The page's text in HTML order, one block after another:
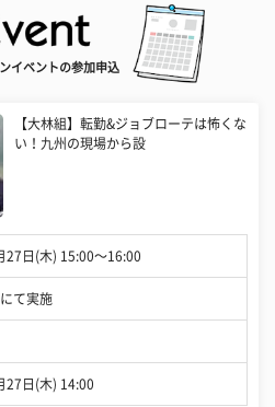
イベントの参加申込
【大林組】転勤&ジョブローテは怖くな
い！九州の現場から設
27日(木) 15:00〜16:00
て実施
27日(木) 14:00